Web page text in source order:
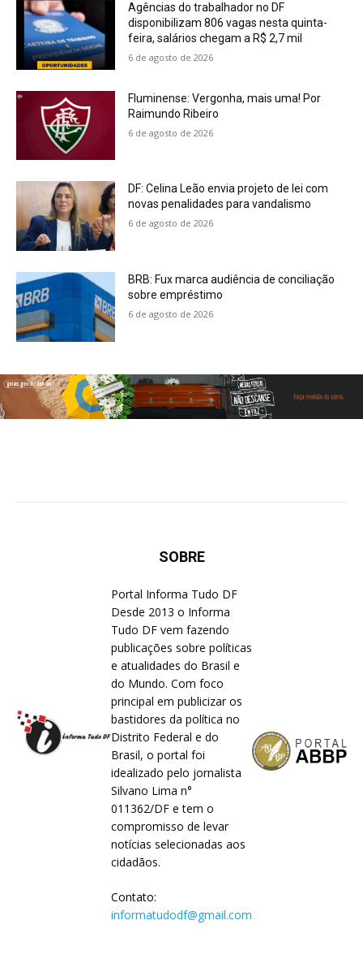
Agências do trabalhador no DF
disponibilizam 806 vagas nesta quinta-
feira, salários chegam a R$ 2,7 mil
6 de agosto de 2026
Fluminense: Vergonha, mais uma! Por
Raimundo Ribeiro
6 de agosto de 2026
DF: Celina Leão envia projeto de lei com
novas penalidades para vandalismo
6 de agosto de 2026
BRB: Fux marca audiência de conciliação
sobre empréstimo
6 de agosto de 2026
SOBRE
Portal Informa Tudo DF
Desde 2013 o Informa
Tudo DF vem fazendo
publicações sobre políticas
e atualidades do Brasil e
do Mundo. Com foco
principal em publicizar os
bastidores da política no
Distrito Federal e do
Brasil, o portal foi
idealizado pelo jornalista
Silvano Lima n°
011362/DF e tem o
compromisso de levar
notícias selecionadas aos
cidadãos.
Contato:
informatudodf@gmail.com